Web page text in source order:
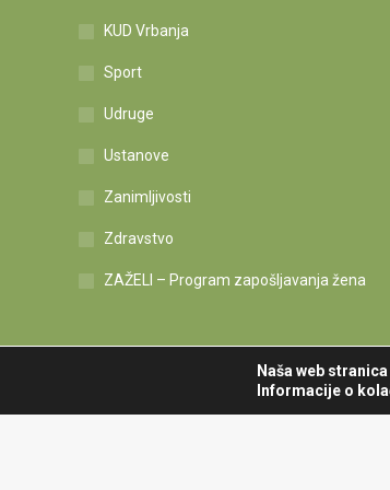
KUD Vrbanja
Sport
Udruge
Ustanove
Zanimljivosti
Zdravstvo
ZAŽELI – Program zapošljavanja žena
Naša web
Informacije o